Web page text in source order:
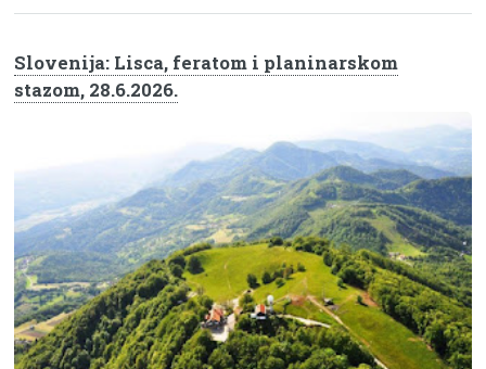
Slovenija: Lisca, feratom i planinarskom
stazom, 28.6.2026.